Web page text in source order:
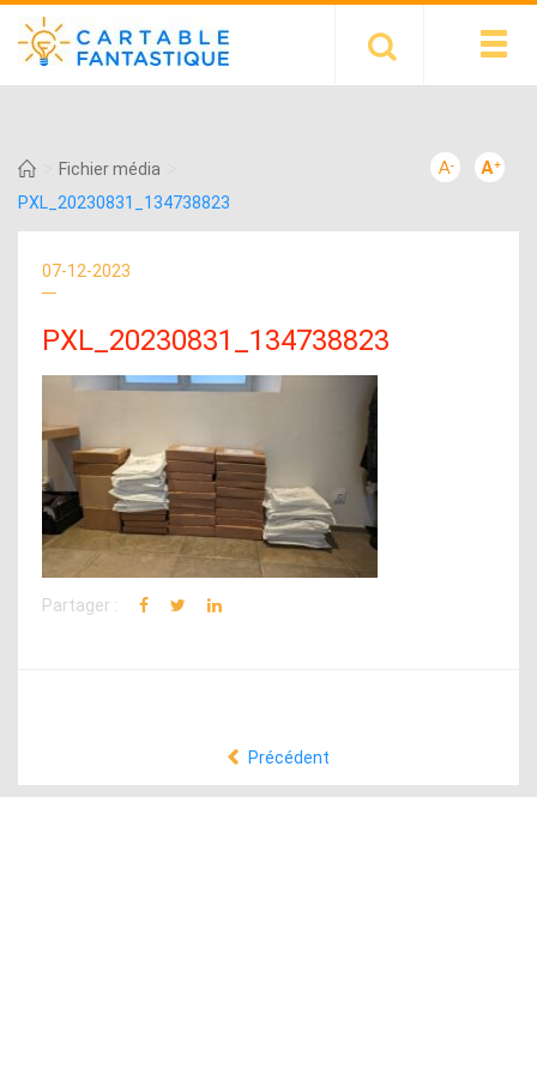
Fichier média
PXL_20230831_134738823
07-12-2023
PXL_20230831_134738823
Partager :
Précédent